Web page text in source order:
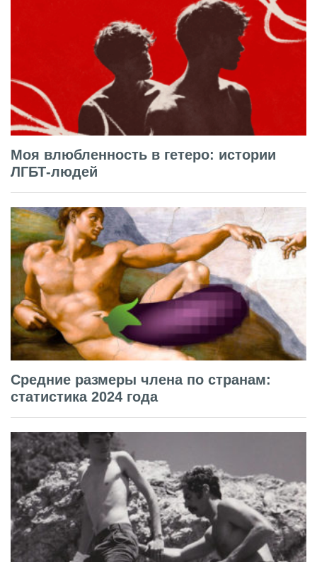
Моя влюбленность в гетеро: истории
ЛГБТ-людей
Средние размеры члена по странам:
статистика 2024 года